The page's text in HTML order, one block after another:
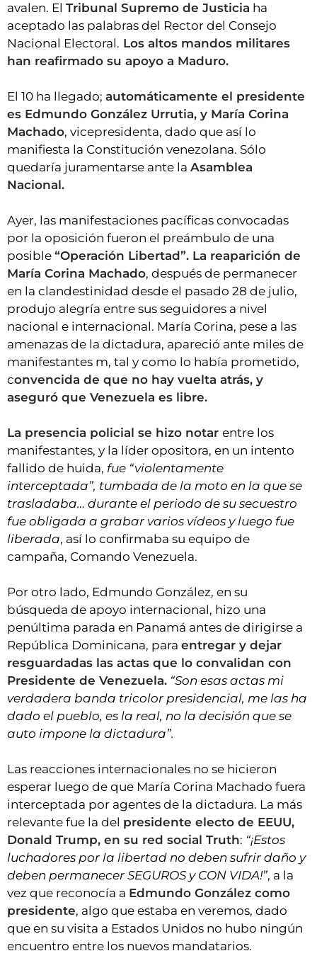
INICIAR SESIÓN
avalen. El Tribunal Supremo de Justicia ha
aceptado las palabras del Rector del Consejo
Nacional Electoral. Los altos mandos militares
han reafirmado su apoyo a Maduro.
El 10 ha llegado; automáticamente el presidente
es Edmundo González Urrutia, y María Corina
Machado, vicepresidenta, dado que así lo
manifiesta la Constitución venezolana. Sólo
quedaría juramentarse ante la Asamblea
Nacional.
Ayer, las manifestaciones pacíficas convocadas
por la oposición fueron el preámbulo de una
posible “Operación Libertad”. La reaparición de
María Corina Machado, después de permanecer
en la clandestinidad desde el pasado 28 de julio,
produjo alegría entre sus seguidores a nivel
nacional e internacional. María Corina, pese a las
amenazas de la dictadura, apareció ante miles de
manifestantes m, tal y como lo había prometido,
convencida de que no hay vuelta atrás, y
aseguró que Venezuela es libre.
La presencia policial se hizo notar entre los
manifestantes, y la líder opositora, en un intento
fallido de huida, fue “violentamente
interceptada”, tumbada de la moto en la que se
trasladaba… durante el periodo de su secuestro
fue obligada a grabar varios vídeos y luego fue
liberada, así lo confirmaba su equipo de
campaña, Comando Venezuela.
Por otro lado, Edmundo González, en su
búsqueda de apoyo internacional, hizo una
penúltima parada en Panamá antes de dirigirse a
República Dominicana, para entregar y dejar
resguardadas las actas que lo convalidan con
Presidente de Venezuela. “Son esas actas mi
verdadera banda tricolor presidencial, me las ha
dado el pueblo, es la real, no la decisión que se
auto impone la dictadura”.
Las reacciones internacionales no se hicieron
esperar luego de que María Corina Machado fuera
interceptada por agentes de la dictadura. La más
relevante fue la del presidente electo de EEUU,
Donald Trump, en su red social Truth: “¡Estos
luchadores por la libertad no deben sufrir daño y
deben permanecer SEGUROS y CON VIDA!”, a la
vez que reconocía a Edmundo González como
presidente, algo que estaba en veremos, dado
que en su visita a Estados Unidos no hubo ningún
encuentro entre los nuevos mandatarios.